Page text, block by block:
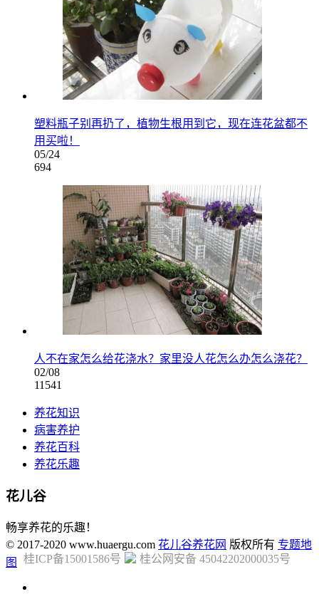
塑料瓶子别再扔了，植物生根用到它，现在连花盆都不
用买啦！
05/24
694
人不在家怎么给花浇水？家里没人花怎么办怎么浇花？
02/08
11541
养花知识
病害养护
养花百科
养花乐趣
花儿谷
畅享养花的乐趣！
© 2017-2020 www.huaergu.com 花儿谷养花网 版权所有 专题地
图
桂ICP备15001586号 桂公网安备 45042202000035号